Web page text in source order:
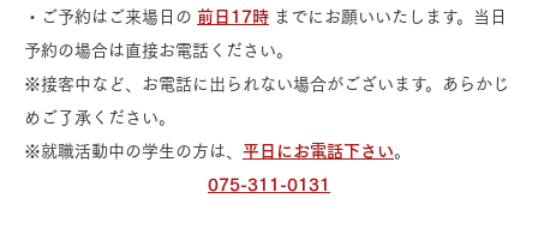
・ご予約はご来場日の 前日17時までにお願いいたします。当日
予約の場合は直接お電話ください。
※接客中など、お電話に出られない場合がございます。あらかじ
めご了承ください。
※就職活動中の学生の方は、 平日にお電話下さい。
075-311-0131